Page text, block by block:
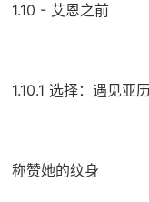
1.10 - 艾恩之前
1.10.1 选择：遇见亚
称赞她的纹身